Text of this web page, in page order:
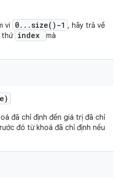
vi 0...size()-1 , hãy trả về
thứ index
mà
đã chỉ định đến giá trị đã chỉ
đó từ khoá đã chỉ định nếu